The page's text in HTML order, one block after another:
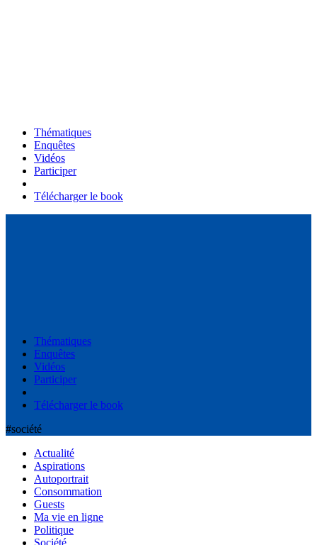
Thématiques
Enquêtes
Vidéos
Participer
Télécharger le book
Thématiques
Enquêtes
Vidéos
Participer
Télécharger le book
#société
Actualité
Aspirations
Autoportrait
Consommation
Guests
Ma vie en ligne
Politique
Société